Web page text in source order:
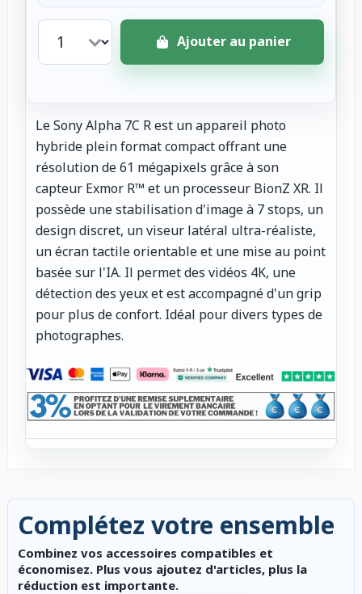
Ajouter au panier
Le Sony Alpha 7C R est un appareil photo
hybride plein format compact offrant une
résolution de 61 mégapixels grâce à son
capteur Exmor R™ et un processeur BionZ XR. Il
possède une stabilisation d'image à 7 stops, un
design discret, un viseur latéral ultra-réaliste,
un écran tactile orientable et une mise au point
basée sur l'IA. Il permet des vidéos 4K, une
détection des yeux et est accompagné d'un grip
pour plus de confort. Idéal pour divers types de
photographes.
Complétez votre ensemble
Combinez vos accessoires compatibles et
économisez. Plus vous ajoutez d'articles, plus la
réduction est importante.